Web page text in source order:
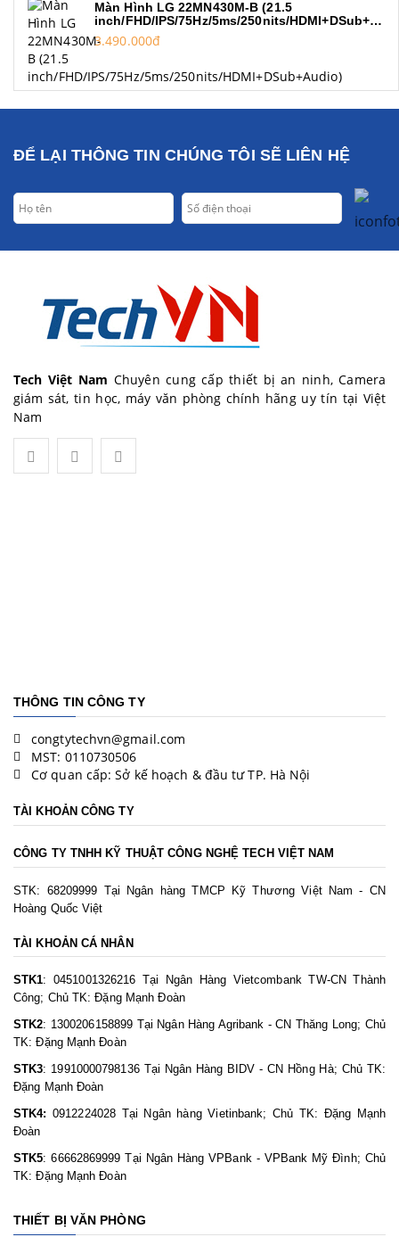
Màn Hình LG 22MN430M-B (21.5
inch/FHD/IPS/75Hz/5ms/250nits/HDMI+DSub+Audio)
3.490.000đ
ĐỂ LẠI THÔNG TIN CHÚNG TÔI SẼ LIÊN HỆ
Tech Việt Nam Chuyên cung cấp thiết bị an ninh, Camera
giám sát, tin học, máy văn phòng chính hãng uy tín tại Việt
Nam
THÔNG TIN CÔNG TY
congtytechvn@gmail.com
MST: 0110730506
Cơ quan cấp: Sở kế hoạch & đầu tư TP. Hà Nội
TÀI KHOẢN CÔNG TY
CÔNG TY TNHH KỸ THUẬT CÔNG NGHỆ TECH VIỆT NAM
STK: 68209999 Tại Ngân hàng TMCP Kỹ Thương Việt Nam - CN
Hoàng Quốc Việt
TÀI KHOẢN CÁ NHÂN
STK1: 0451001326216 Tại Ngân Hàng Vietcombank TW-CN Thành
Công; Chủ TK: Đặng Mạnh Đoàn
STK2: 1300206158899 Tại Ngân Hàng Agribank - CN Thăng Long; Chủ
TK: Đặng Mạnh Đoàn
STK3: 19910000798136 Tại Ngân Hàng BIDV - CN Hồng Hà; Chủ TK:
Đặng Mạnh Đoàn
STK4:0912224028 Tại Ngân hàng Vietinbank; Chủ TK: Đặng Mạnh
Đoàn
STK5: 66662869999 Tại Ngân Hàng VPBank - VPBank Mỹ Đình; Chủ
TK: Đặng Mạnh Đoàn
THIẾT BỊ VĂN PHÒNG